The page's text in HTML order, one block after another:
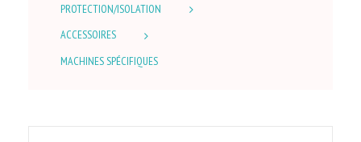
PROTECTION/ISOLATION
ACCESSOIRES
MACHINES SPÉCIFIQUES